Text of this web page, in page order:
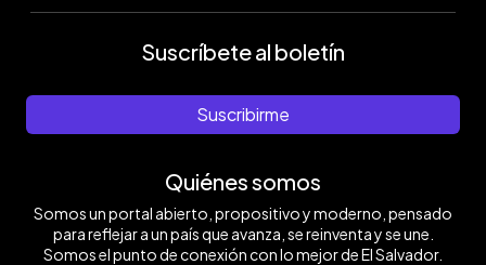
Suscríbete al boletín
Suscribirme
Quiénes somos
Somos un portal abierto, propositivo y moderno, pensado
para reflejar a un país que avanza, se reinventa y se une.
Somos el punto de conexión con lo mejor de El Salvador.